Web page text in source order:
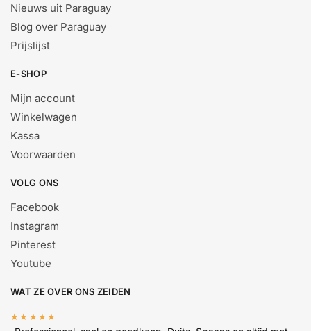
Nieuws uit Paraguay
Blog over Paraguay
Prijslijst
E-SHOP
Mijn account
Winkelwagen
Kassa
Voorwaarden
VOLG ONS
Facebook
Instagram
Pinterest
Youtube
WAT ZE OVER ONS ZEIDEN
★★★★★